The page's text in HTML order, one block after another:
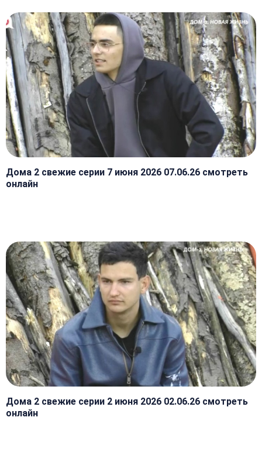
Дома 2 свежие серии 7 июня 2026 07.06.26 смотреть
онлайн
Дома 2 свежие серии 2 июня 2026 02.06.26 смотреть
онлайн